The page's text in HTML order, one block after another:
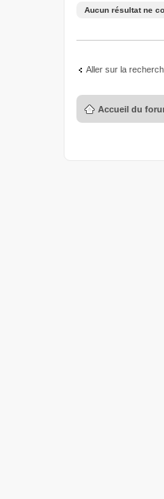
Aucun résultat ne
Aller sur la
Accueil du